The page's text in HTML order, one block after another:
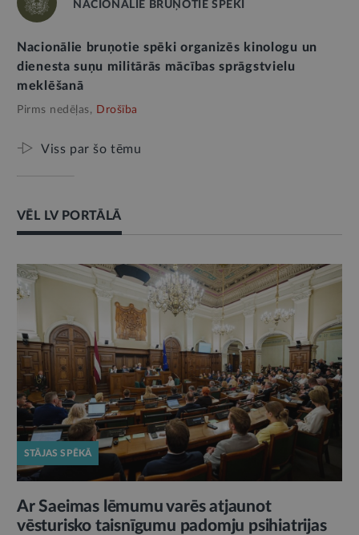
NACIONĀLIE BRUŅOTIE SPĒKI
Nacionālie bruņotie spēki organizēs kinologu un
dienesta suņu militārās mācības sprāgstvielu
meklēšanā
Pirms nedēļas, Drošība
Viss par šo tēmu
VĒL LV PORTĀLĀ
STĀJAS SPĒKĀ
Ar Saeimas lēmumu varēs atjaunot
vēsturisko taisnīgumu padomju psihiatrijas